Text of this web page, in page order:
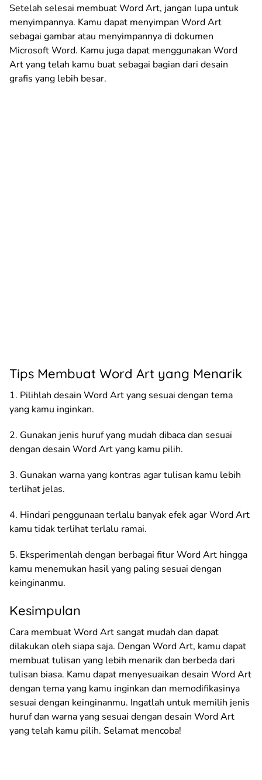
Setelah selesai membuat Word Art, jangan lupa untuk
menyimpannya. Kamu dapat menyimpan Word Art
sebagai gambar atau menyimpannya di dokumen
Microsoft Word. Kamu juga dapat menggunakan Word
Art yang telah kamu buat sebagai bagian dari desain
grafis yang lebih besar.
Tips Membuat Word Art yang Menarik
1. Pilihlah desain Word Art yang sesuai dengan tema
yang kamu inginkan.
2. Gunakan jenis huruf yang mudah dibaca dan sesuai
dengan desain Word Art yang kamu pilih.
3. Gunakan warna yang kontras agar tulisan kamu lebih
terlihat jelas.
4. Hindari penggunaan terlalu banyak efek agar Word Art
kamu tidak terlihat terlalu ramai.
5. Eksperimenlah dengan berbagai fitur Word Art hingga
kamu menemukan hasil yang paling sesuai dengan
keinginanmu.
Kesimpulan
Cara membuat Word Art sangat mudah dan dapat
dilakukan oleh siapa saja. Dengan Word Art, kamu dapat
membuat tulisan yang lebih menarik dan berbeda dari
tulisan biasa. Kamu dapat menyesuaikan desain Word Art
dengan tema yang kamu inginkan dan memodifikasinya
sesuai dengan keinginanmu. Ingatlah untuk memilih jenis
huruf dan warna yang sesuai dengan desain Word Art
yang telah kamu pilih. Selamat mencoba!